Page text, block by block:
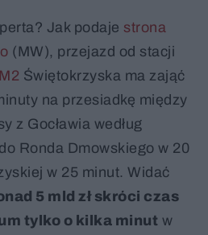
Jak podaje strona
(MW), przejazd od stacji
M2 Świętokrzyska ma zająć
na przesiadkę między
z Gocławia według
Ronda Dmowskiego w 20
w 25 minut. Widać
5 mld zł skróci czas
tylko o kilka minut w